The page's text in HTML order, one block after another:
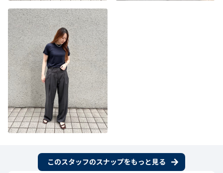
このスタッフのスナップをもっと見る